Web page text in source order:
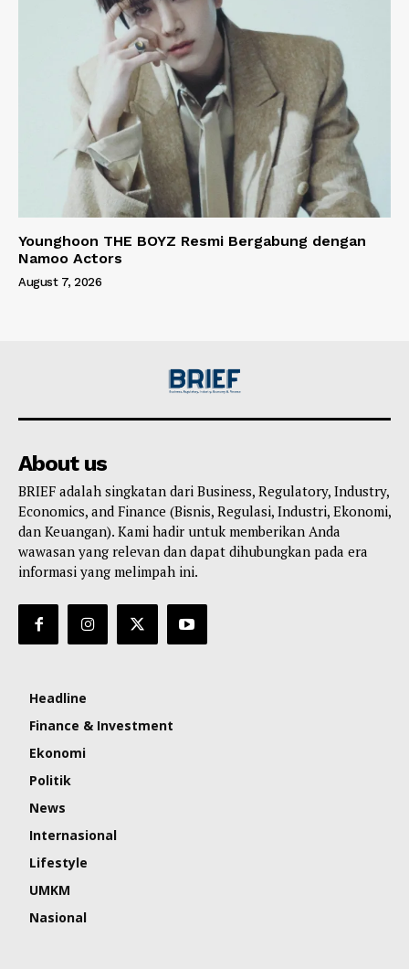
Younghoon THE BOYZ Resmi Bergabung dengan
Namoo Actors
August 7, 2026
About us
BRIEF adalah singkatan dari Business, Regulatory, Industry,
Economics, and Finance (Bisnis, Regulasi, Industri, Ekonomi,
dan Keuangan). Kami hadir untuk memberikan Anda
wawasan yang relevan dan dapat dihubungkan pada era
informasi yang melimpah ini.
Headline
Finance & Investment
Ekonomi
Politik
News
Internasional
Lifestyle
UMKM
Nasional